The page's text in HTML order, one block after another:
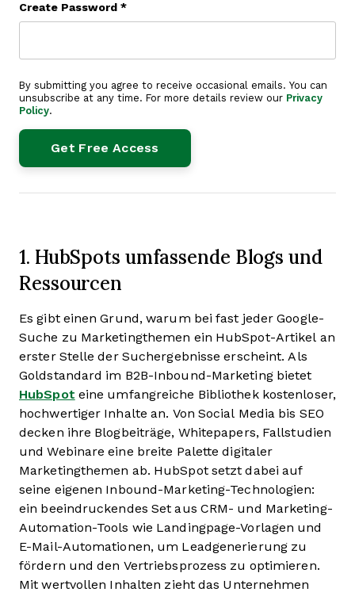
Create Password *
By submitting you agree to receive occasional emails. You can
unsubscribe at any time. For more details review our Privacy
Policy.
1. HubSpots umfassende Blogs und
Ressourcen
Es gibt einen Grund, warum bei fast jeder Google-
Suche zu Marketingthemen ein HubSpot-Artikel an
erster Stelle der Suchergebnisse erscheint. Als
Goldstandard im B2B-Inbound-Marketing bietet
HubSpot eine umfangreiche Bibliothek kostenloser,
hochwertiger Inhalte an. Von Social Media bis SEO
decken ihre Blogbeiträge, Whitepapers, Fallstudien
und Webinare eine breite Palette digitaler
Marketingthemen ab. HubSpot setzt dabei auf
seine eigenen Inbound-Marketing-Technologien:
ein beeindruckendes Set aus CRM- und Marketing-
Automation-Tools wie Landingpage-Vorlagen und
E-Mail-Automationen, um Leadgenerierung zu
fördern und den Vertriebsprozess zu optimieren.
Mit wertvollen Inhalten zieht das Unternehmen